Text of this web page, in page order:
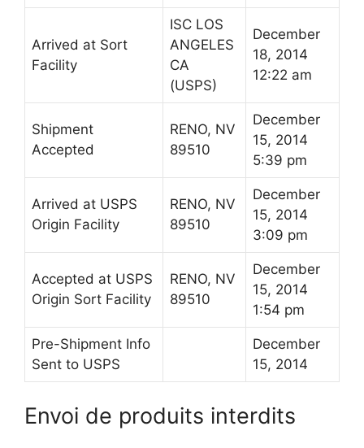
Arrived at Sort
Facility
ISC LOS
ANGELES
CA
(USPS)
December
18, 2014
12:22 am
Shipment
Accepted
RENO, NV
89510
December
15, 2014
5:39 pm
Arrived at USPS
Origin Facility
RENO, NV
89510
December
15, 2014
3:09 pm
Accepted at USPS
Origin Sort Facility
RENO, NV
89510
December
15, 2014
1:54 pm
Pre-Shipment Info
Sent to USPS
December
15, 2014
Envoi de produits interdits